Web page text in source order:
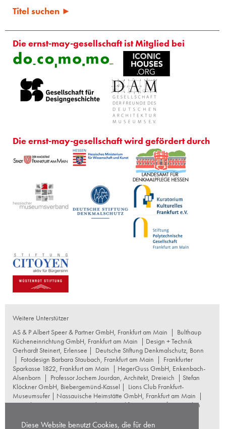
Diese Website benutzt Cookies, die für den
Titel suchen ►
Die ernst-may-gesellschaft ist Mitglied bei
Die ernst-may-gesellschaft wird gefördert durch
Weitere Unterstützer
AS & P Albert Speer & Partner GmbH, Frankfurt am Main | Bulthaup
Kücheneinrichtung GmbH, Frankfurt am Main | Design + Technik
Gerhardt Steinert, Erlensee | Deutsche Stiftung Denkmalschutz, Bonn
| Fotodesign Barbara Staubach, Frankfurt am Main | Frankfurter
Sparkasse 1822, Frankfurt am Main | HegerGuss GmbH, Enkenbach-
Alsenborn | Professor Jochem Jourdan, Architekt, Dreieich | Stefan
Klöckner GmbH, Biebergemünd-Kassel | Lions Club Frankfurt-
Museumsufer | Nassauische Heimstätte GmbH, Frankfurt am Main |
Naumburg Restaurierungswerkstatt, Frankfurt am Main|Reproplan
Landschaftsbau GmbH+Co KG, Frankfurt am Main|